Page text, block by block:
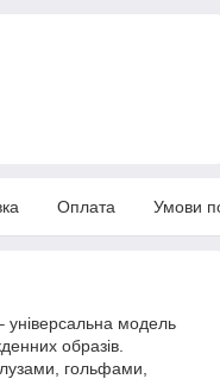
Оплата Умови
універсальна модель
образів.
гольфами,